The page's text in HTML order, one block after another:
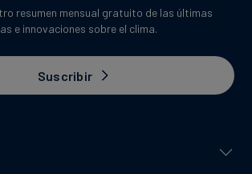
resumen mensual gratuito de las últimas
e innovaciones sobre el clima.
Suscribir